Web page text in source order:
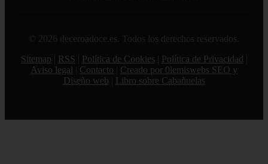
© 2026 deceroadoce.es. Todos los derechos reservados.
Sitemap
RSS Política de Cookies Política de Privacidad
Aviso legal
Contacto
Creado por 0lemiswebs SEO y
Diseño web
Libro sobre Cabañuelas